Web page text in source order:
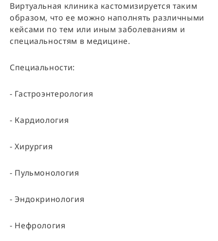
Виртуальная клиника кастомизируется таким
образом, что ее можно наполнять различными
кейсами по тем или иным заболеваниям и
специальностям в медицине.
Специальности:
- Гастроэнтерология
- Кардиология
- Хирургия
- Пульмонология
- Эндокринология
- Нефрология